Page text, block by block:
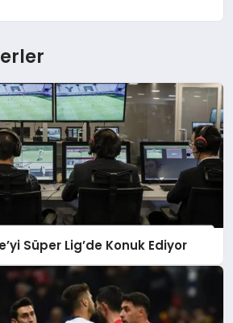
Süper Lig’de Konuk Ediyor